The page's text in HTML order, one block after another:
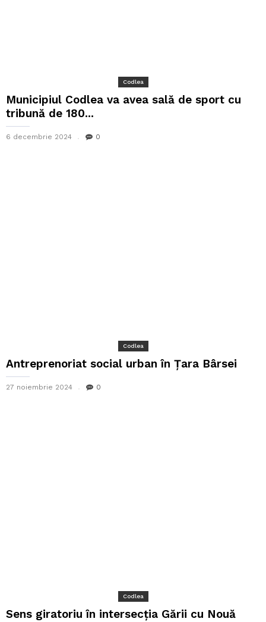
Codlea
Municipiul Codlea va avea sală de sport cu
tribună de 180...
6 decembrie 2024 0
Codlea
Antreprenoriat social urban în Țara Bârsei
27 noiembrie 2024 0
Codlea
Sens giratoriu în intersecția Gării cu Nouă